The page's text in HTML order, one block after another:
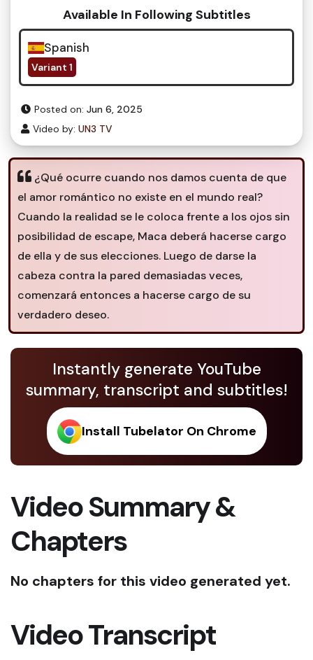
Available In Following Subtitles
Spanish
Variant 1
Posted on: Jun 6, 2025
Video by: UN3 TV
¿Qué ocurre cuando nos damos cuenta de que
el amor romántico no existe en el mundo real?
Cuando la realidad se le coloca frente a los ojos sin
posibilidad de escape, Maca deberá hacerse cargo
de ella y de sus elecciones. Luego de darse la
cabeza contra la pared demasiadas veces,
comenzará entonces a hacerse cargo de su
verdadero deseo.
Instantly generate YouTube
summary, transcript and subtitles!
Install Tubelator On Chrome
Video Summary &
Chapters
No chapters for this video generated yet.
Video Transcript